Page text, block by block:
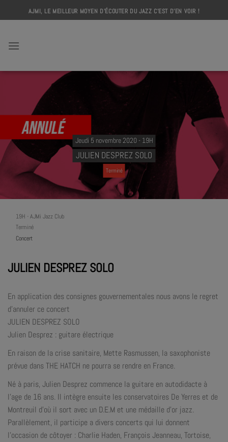
to
AJMI, LE MEILLEUR MOYEN D'ÉCOUTER DU JAZZ C'EST D'EN VOIR !
Jeudi 5 novembre 2020 - 19H
JULIEN DESPREZ SOLO
Terminé
19H - AJMi Jazz Club
Terminé
Concert
JULIEN DESPREZ SOLO
En application des consignes gouvernementales nous avons le regret
d’annuler ce concert
JULIEN DESPREZ SOLO
Julien Desprez : guitare électrique
En raison de la crise sanitaire, Mette Rasmussen, la saxophoniste
prévue dans THE HATCH ne pourra se rendre en France.
Né à paris, Julien Desprez commence la guitare en autodidacte à
l’age de 16 ans. Il intègre ensuite les conservatoires De Yerres et de
Montreuil d’où il sort avec un D.E.M et une médaille d’or jazz.
Parallèlement, il participe a divers concerts qui lui donnent
l’occasion de côtoyer : Charlie Haden, François Jeanneau, Tortoise,